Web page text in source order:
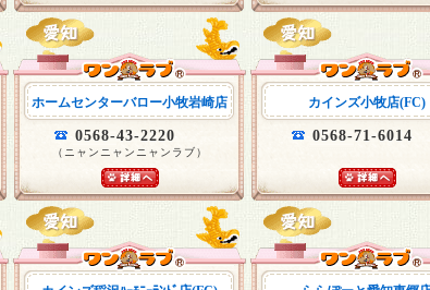
ホームセンターバロー小牧岩崎店
0568-43-2220
（ニャンニャンニャンラブ）
カインズ小牧店(FC)
0568-71-6014